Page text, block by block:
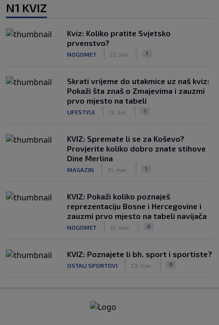
N1 KVIZ
Kviz: Koliko pratite Svjetsko
prvenstvo?
NOGOMET 22. jun. 1
Skrati vrijeme do utakmice uz naš kviz:
Pokaži šta znaš o Zmajevima i zauzmi
prvo mjesto na tabeli
LIFESTYLE 12. jun. 1
KVIZ: Spremate li se za Koševo?
Provjerite koliko dobro znate stihove
Dine Merlina
MAGAZIN 31. mar. 1
KVIZ: Pokaži koliko poznaješ
reprezentaciju Bosne i Hercegovine i
zauzmi prvo mjesto na tabeli navijača
NOGOMET 31. mar. 0
KVIZ: Poznajete li bh. sport i sportiste?
OSTALI SPORTOVI 23. mar. 0